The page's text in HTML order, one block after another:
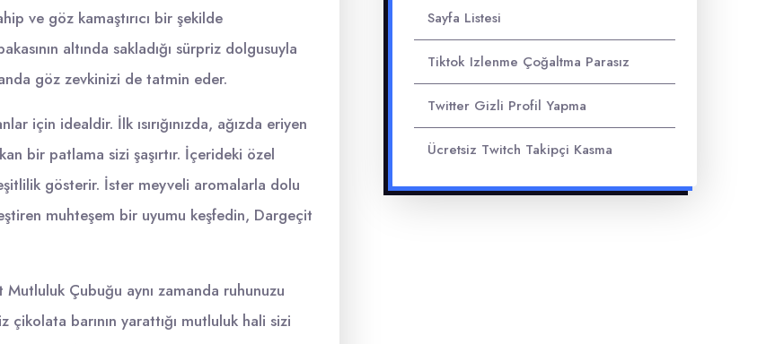
ve göz kamaştırıcı bir şekilde
altında sakladığı sürpriz dolgusuyla
göz zevkinizi de tatmin eder.
için idealdir. İlk ısırığınızda, ağızda eriyen
bir patlama sizi şaşırtır. İçerideki özel
gösterir. İster meyveli aromalarla dolu
muhteşem bir uyumu keşfedin, Dargeçit
Çubuğu aynı zamanda ruhunuzu
çikolata barının yarattığı mutluluk hali sizi
Sayfa Listesi
Tiktok Izlenme Çoğaltma Parasız
Twitter Gizli Profil Yapma
Ücretsiz Twitch Takipçi Kasma